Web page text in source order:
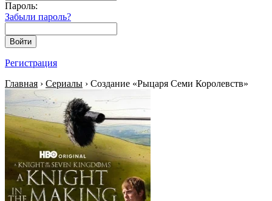
Пароль:
Забыли пароль?
Войти
Регистрация
Главная › Сериалы › Создание «Рыцаря Семи Королевств»